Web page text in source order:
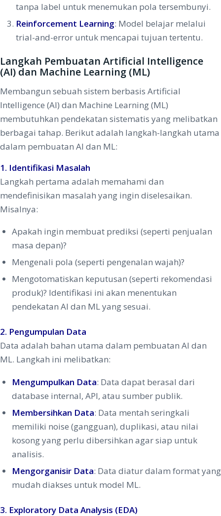
tanpa label untuk menemukan pola tersembunyi.
Reinforcement Learning: Model belajar melalui
trial-and-error untuk mencapai tujuan tertentu.
Langkah Pembuatan Artificial Intelligence
(AI) dan Machine Learning (ML)
Membangun sebuah sistem berbasis Artificial
Intelligence (AI) dan Machine Learning (ML)
membutuhkan pendekatan sistematis yang melibatkan
berbagai tahap. Berikut adalah langkah-langkah utama
dalam pembuatan AI dan ML:
1. Identifikasi Masalah
Langkah pertama adalah memahami dan
mendefinisikan masalah yang ingin diselesaikan.
Misalnya:
Apakah ingin membuat prediksi (seperti penjualan
masa depan)?
Mengenali pola (seperti pengenalan wajah)?
Mengotomatiskan keputusan (seperti rekomendasi
produk)? Identifikasi ini akan menentukan
pendekatan AI dan ML yang sesuai.
2. Pengumpulan Data
Data adalah bahan utama dalam pembuatan AI dan
ML. Langkah ini melibatkan:
Mengumpulkan Data: Data dapat berasal dari
database internal, API, atau sumber publik.
Membersihkan Data: Data mentah seringkali
memiliki noise (gangguan), duplikasi, atau nilai
kosong yang perlu dibersihkan agar siap untuk
analisis.
Mengorganisir Data: Data diatur dalam format yang
mudah diakses untuk model ML.
3. Exploratory Data Analysis (EDA)